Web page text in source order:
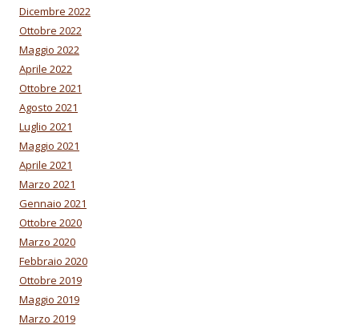
Dicembre 2022
Ottobre 2022
Maggio 2022
Aprile 2022
Ottobre 2021
Agosto 2021
Luglio 2021
Maggio 2021
Aprile 2021
Marzo 2021
Gennaio 2021
Ottobre 2020
Marzo 2020
Febbraio 2020
Ottobre 2019
Maggio 2019
Marzo 2019